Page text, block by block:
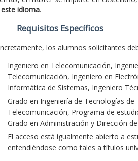
idioma.
Requisitos Específicos
los alumnos solicitantes
Ingeniero en Telecomunicación,
Telecomunicación, Ingeniero en
Informática de Sistemas, Ingeniero
Grado en Ingeniería de Tecnologías
Telecomunicación, Programa de
Grado en Administración y Dirección
El acceso está igualmente abierto a
entendiéndose como tales a títulos